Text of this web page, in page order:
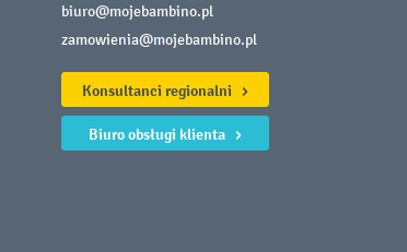
biuro@mojebambino.pl
zamowienia@mojebambino.pl
Konsultanci regionalni
Biuro obsługi klienta